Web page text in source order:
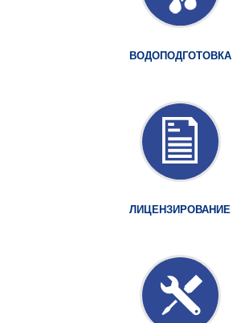
ВОДОПОДГОТОВКА
ЛИЦЕНЗИРОВАНИЕ